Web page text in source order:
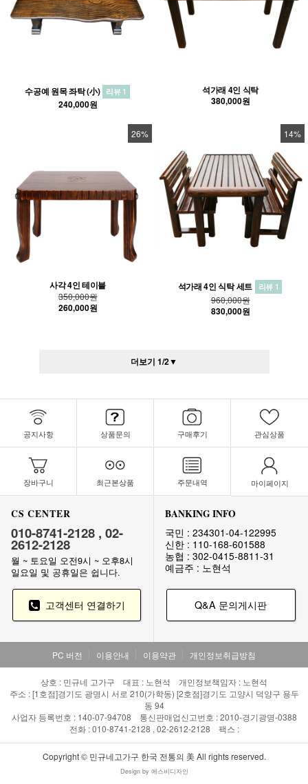
수공예 원목 좌탁 (小) 리뷰 1
240,000원
석가래 4인 식탁
380,000원
26%
사각 4인 테이블
350,000원
260,000원
14%
석가래 4인 식탁 세트 리뷰 1
960,000원
830,000원
더보기 1/2▼
공지사항 상품문의 구매후기 관심상품
장바구니 최근본상품 주문내역 마이페이지
CS CENTER
010-8741-2128 , 02-
2612-2128
월 ~ 토요일 오전9시 ~ 오후8시
일요일 및 공휴일은 쉽니다.
BANKING INFO
국민 : 234301-04-122995
신한 : 110-168-601588
농협 : 302-0415-8811-31
예금주 : 노현석
고객센터 연결하기 Q&A 문의게시판
PC 버전 이용안내 이용약관 개인정보취급방침
상호 : 민규네 고가구 대표 : 노현석 개인정보책임자 : 노현석
주소 : [1호점]경기도 광명시 서로 210(가학동) [2호점]경기도 고양시 덕양구 용두
동 94
사업자 등록번호 : 140-07-94708 통신판매업신고번호 : 2010-경기광명-0388
전화 : 010-8741-2128 , 02-2612-2128 팩스 :
Copyright © 민규네고가구 한국 전통의 美 All rights reserved.
Design by 에스비디자인